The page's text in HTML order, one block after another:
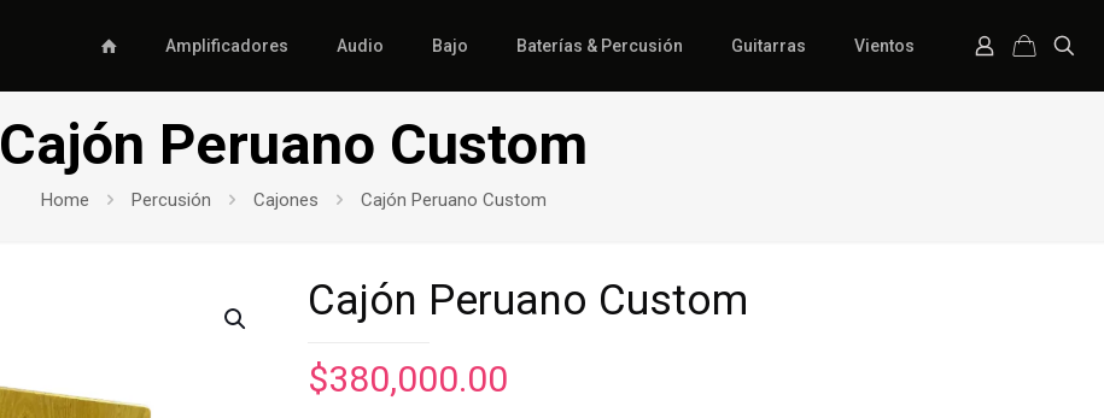
Amplificadores Audio Bajo Baterías & Percusión Guitarras Vientos
Cajón Peruano Custom
Home Percusión Cajones Cajón Peruano Custom
Cajón Peruano Custom
$380,000.00